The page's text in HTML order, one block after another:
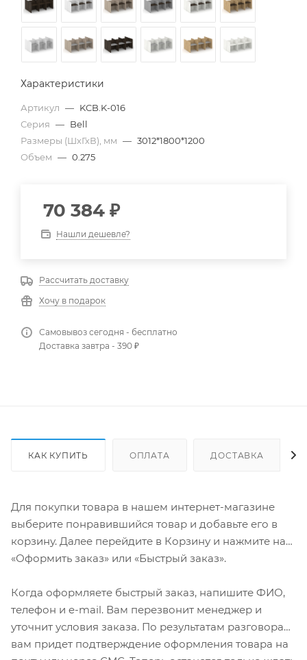
Характеристики
Артикул — KCB.K-016
Серия — Bell
Размеры (ШхГхВ), мм — 3012*1800*1200
Объем — 0.275
70 384 ₽
Нашли дешевле?
Рассчитать доставку
Хочу в подарок
Самовывоз сегодня - бесплатно
Доставка завтра - 390 ₽
КАК КУПИТЬ ОПЛАТА ДОСТАВКА
Для покупки товара в нашем интернет-магазине
выберите понравившийся товар и добавьте его в
корзину. Далее перейдите в Корзину и нажмите на
«Оформить заказ» или «Быстрый заказ».
Когда оформляете быстрый заказ, напишите ФИО,
телефон и e-mail. Вам перезвонит менеджер и
уточнит условия заказа. По результатам разговора
вам придет подтверждение оформления товара на